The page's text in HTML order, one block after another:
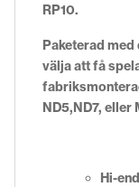
RP10.
Paketerad med
välja att få
ND5,ND7, eller
Hi-